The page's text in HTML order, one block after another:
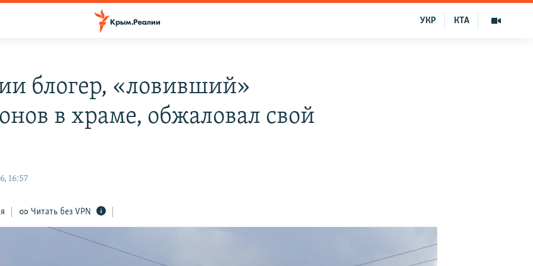
КТА
УКР
блогер, «ловивший»
в храме, обжаловал свой
16:57
Читать без VPN